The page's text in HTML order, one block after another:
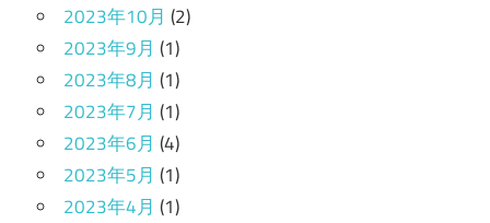
2023年10月 (2)
2023年9月 (1)
2023年8月 (1)
2023年7月 (1)
2023年6月 (4)
2023年5月 (1)
2023年4月 (1)